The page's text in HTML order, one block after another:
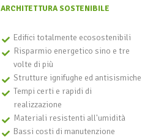
ARCHITETTURA SOSTENIBILE
Edifici totalmente ecosostenibili
Risparmio energetico sino e tre
volte di più
Strutture ignifughe ed antisismiche
Tempi certi e rapidi di
realizzazione
Materiali resistenti all'umidità
Bassi costi di manutenzione